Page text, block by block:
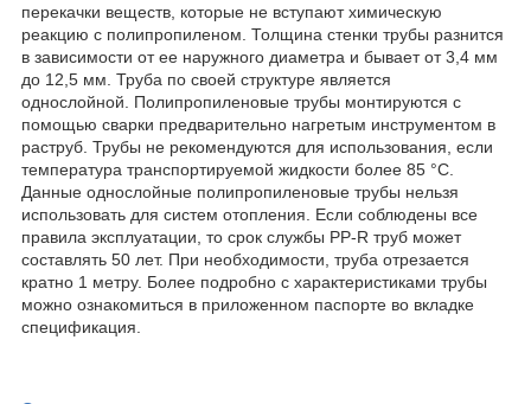
перекачки веществ, которые не вступают химическую
реакцию с полипропиленом. Толщина стенки трубы разнится
в зависимости от ее наружного диаметра и бывает от 3,4 мм
до 12,5 мм. Труба по своей структуре является
однослойной. Полипропиленовые трубы монтируются с
помощью сварки предварительно нагретым инструментом в
раструб. Трубы не рекомендуются для использования, если
температура транспортируемой жидкости более 85 °С.
Данные однослойные полипропиленовые трубы нельзя
использовать для систем отопления. Если соблюдены все
правила эксплуатации, то срок службы PP-R труб может
составлять 50 лет. При необходимости, труба отрезается
кратно 1 метру. Более подробно с характеристиками трубы
можно ознакомиться в приложенном паспорте во вкладке
спецификация.